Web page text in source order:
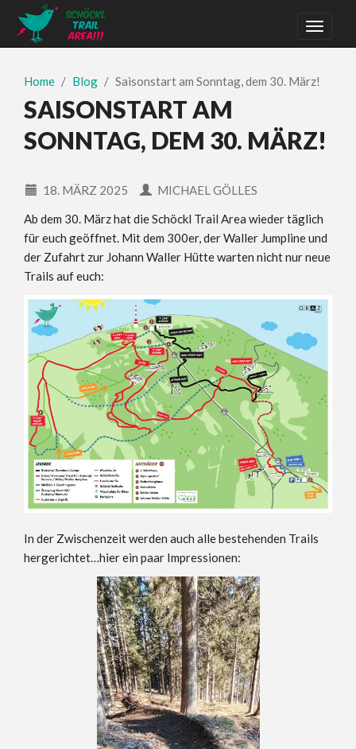
Home Blog Saisonstart am Sonntag, dem 30. März!
SAISONSTART AM
SONNTAG, DEM 30. MÄRZ!
18. MÄRZ 2025
MICHAEL GÖLLES
Ab dem 30. März hat die Schöckl Trail Area wieder täglich
für euch geöffnet. Mit dem 300er, der Waller Jumpline und
der Zufahrt zur Johann Waller Hütte warten nicht nur neue
Trails auf euch:
In der Zwischenzeit werden auch alle bestehenden Trails
hergerichtet…hier ein paar Impressionen: